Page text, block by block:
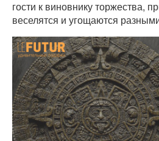
гости к виновнику торжества,
веселятся и угощаются